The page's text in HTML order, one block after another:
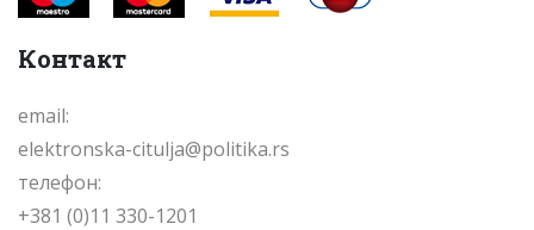
Контакт
email:
elektronska-citulja@politika.rs
телефон:
+381 (0)11 330-1201